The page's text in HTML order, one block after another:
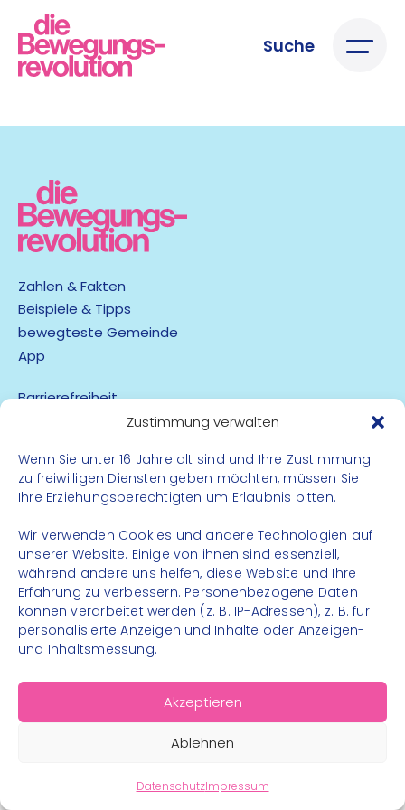
Zustimmung verwalten
Wenn Sie unter 16 Jahre alt sind und Ihre Zustimmung
zu freiwilligen Diensten geben möchten, müssen Sie
Ihre Erziehungsberechtigten um Erlaubnis bitten.
Wir verwenden Cookies und andere Technologien auf
unserer Website. Einige von ihnen sind essenziell,
während andere uns helfen, diese Website und Ihre
Erfahrung zu verbessern. Personenbezogene Daten
können verarbeitet werden (z. B. IP-Adressen), z. B. für
personalisierte Anzeigen und Inhalte oder Anzeigen-
und Inhaltsmessung.
Akzeptieren
Ablehnen
DatenschutzImpressum
Suche
Zahlen & Fakten
Beispiele & Tipps
bewegteste Gemeinde
App
Barrierefreiheit
Kontakt
Instagram
Facebook
© 2026 – Bewegungsland Steiermark gGmbH - Alle